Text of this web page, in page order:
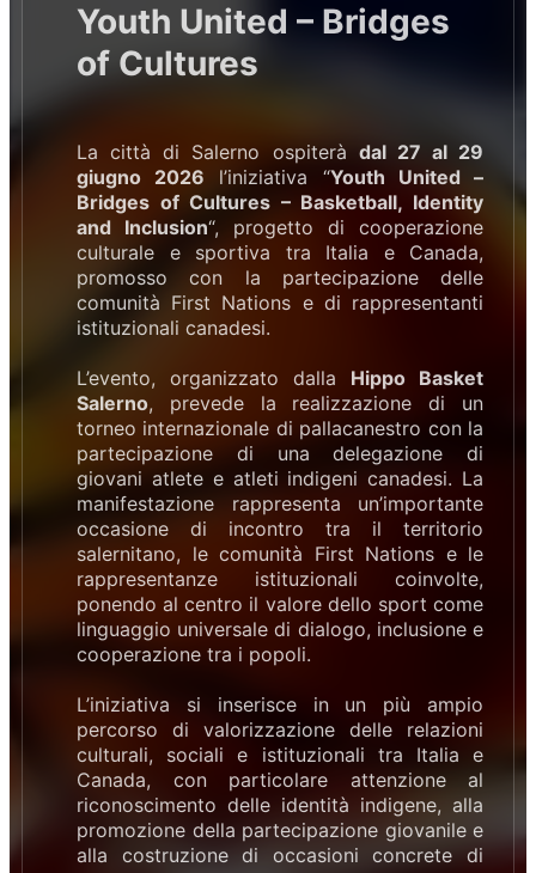
Youth United – Bridges
of Cultures
La città di Salerno ospiterà dal 27 al 29
giugno 2026 l’iniziativa “Youth United –
Bridges of Cultures – Basketball, Identity
and Inclusion“, progetto di cooperazione
culturale e sportiva tra Italia e Canada,
promosso con la partecipazione delle
comunità First Nations e di rappresentanti
istituzionali canadesi.
L’evento, organizzato dalla Hippo Basket
Salerno, prevede la realizzazione di un
torneo internazionale di pallacanestro con la
partecipazione di una delegazione di
giovani atlete e atleti indigeni canadesi. La
manifestazione rappresenta un’importante
occasione di incontro tra il territorio
salernitano, le comunità First Nations e le
rappresentanze istituzionali coinvolte,
ponendo al centro il valore dello sport come
linguaggio universale di dialogo, inclusione e
cooperazione tra i popoli.
L’iniziativa si inserisce in un più ampio
percorso di valorizzazione delle relazioni
culturali, sociali e istituzionali tra Italia e
Canada, con particolare attenzione al
riconoscimento delle identità indigene, alla
promozione della partecipazione giovanile e
alla costruzione di occasioni concrete di